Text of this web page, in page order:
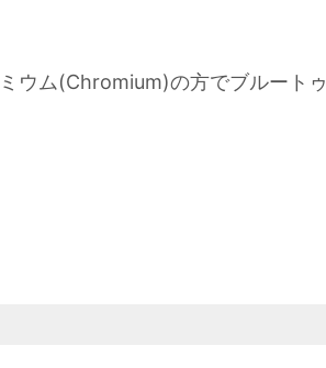
ウム(Chromium)の方でブルートゥ